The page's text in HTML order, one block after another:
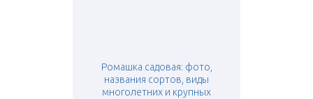
Ромашка садовая: фото,
названия сортов, виды
многолетних и крупных